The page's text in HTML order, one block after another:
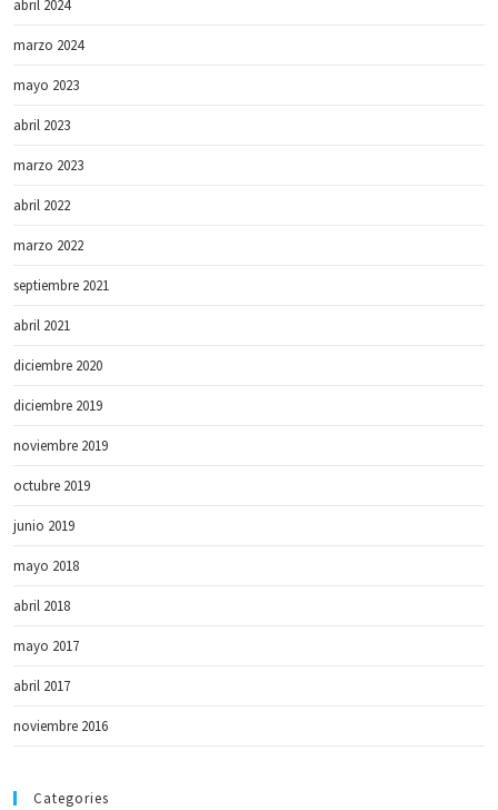
abril 2024
marzo 2024
mayo 2023
abril 2023
marzo 2023
abril 2022
marzo 2022
septiembre 2021
abril 2021
diciembre 2020
diciembre 2019
noviembre 2019
octubre 2019
junio 2019
mayo 2018
abril 2018
mayo 2017
abril 2017
noviembre 2016
Categories